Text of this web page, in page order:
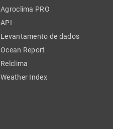
Agroclima PRO
API
Levantamento de dados
Ocean Report
Relclima
Weather Index